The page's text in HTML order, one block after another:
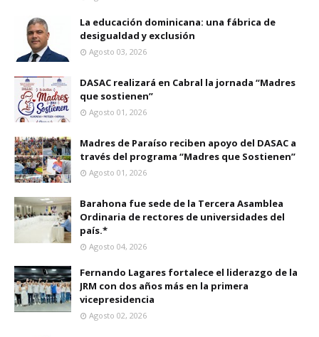
La educación dominicana: una fábrica de
desigualdad y exclusión
Agosto 03, 2026
DASAC realizará en Cabral la jornada “Madres
que sostienen”
Agosto 01, 2026
Madres de Paraíso reciben apoyo del DASAC a
través del programa “Madres que Sostienen”
Agosto 01, 2026
Barahona fue sede de la Tercera Asamblea
Ordinaria de rectores de universidades del
país.*
Agosto 04, 2026
Fernando Lagares fortalece el liderazgo de la
JRM con dos años más en la primera
vicepresidencia
Agosto 02, 2026